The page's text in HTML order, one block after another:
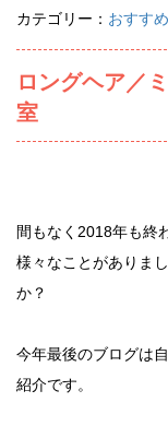
カテゴリー： おすす
ロングヘア／
室
間もなく2018年も終
様々なことがありま
か？
今年最後のブログは
紹介です。